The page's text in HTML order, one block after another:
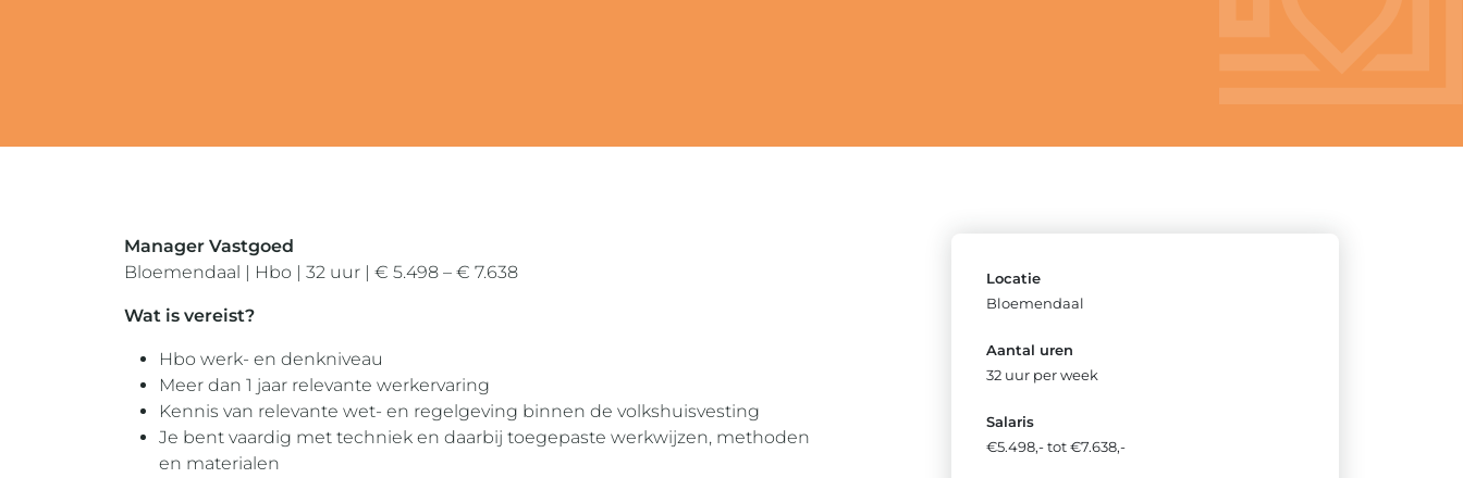
Manager Vastgoed
Bloemendaal | Hbo | 32 uur | € 5.498 – € 7.638
Wat is vereist?
Hbo werk- en denkniveau
Meer dan 1 jaar relevante werkervaring
Kennis van relevante wet- en regelgeving binnen de volkshuisvesting
Je bent vaardig met techniek en daarbij toegepaste werkwijzen, methoden
en materialen
Locatie
Bloemendaal
Aantal uren
32 uur per week
Salaris
€5.498,- tot €7.638,-